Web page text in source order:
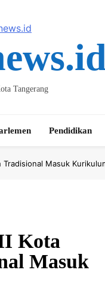
Tangerang
Pendidikan
Masuk
Kota
Masuk